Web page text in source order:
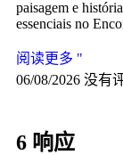
paisagem e
essenciais no
阅读更多 "
06/08/2026 没有
6 响应